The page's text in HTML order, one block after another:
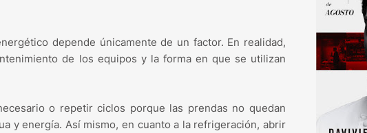
depende únicamente de un factor. En realidad,
de los equipos y la forma en que se utilizan
o repetir ciclos porque las prendas no quedan
y energía. Así mismo, en cuanto a la refrigeración, abrir